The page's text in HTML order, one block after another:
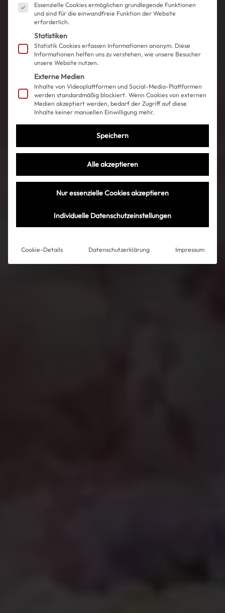
Essenzielle Cookies ermöglichen grundlegende Funktionen
und sind für die einwandfreie Funktion der Website
erforderlich.
Statistiken
Statistik Cookies erfassen Informationen anonym. Diese
Informationen helfen uns zu verstehen, wie unsere Besucher
unsere Website nutzen.
Externe Medien
Inhalte von Videoplattformen und Social-Media-Plattformen
werden standardmäßig blockiert. Wenn Cookies von externen
Medien akzeptiert werden, bedarf der Zugriff auf diese
Inhalte keiner manuellen Einwilligung mehr.
Speichern
Alle akzeptieren
Nur essenzielle Cookies akzeptieren
Individuelle Datenschutzeinstellungen
Cookie-Details Datenschutzerklärung Impressum